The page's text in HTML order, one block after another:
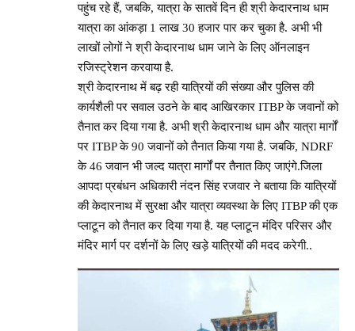
पहुंच रहे हैं, जबकि, यात्रा के सातवें दिन ही श्री केदारनाथ धाम
यात्रा का आंकड़ा 1 लाख 30 हजार पार कर चुका है. अभी भी
लाखों लोगों ने श्री केदारनाथ धाम जाने के लिए ऑनलाइन
रजिस्ट्रेशन करवाया है.
श्री केदारनाथ में बढ़ रही यात्रियों की संख्या और पुलिस की
कार्यशैली पर सवाल उठने के बाद आखिरकार ITBP के जवानों को
तैनात कर दिया गया है. अभी श्री केदारनाथ धाम और यात्रा मार्गों
पर ITBP के 90 जवानों को तैनात किया गया है. जबकि, NDRF
के 46 जवान भी जल्द यात्रा मार्गों पर तैनात किए जाएंगे.जिला
आपदा प्रबंधन अधिकारी नंदन सिंह रजवार ने बताया कि यात्रियों
की केदारनाथ में सुरक्षा और यात्रा व्यवस्था के लिए ITBP की एक
प्लाटून को तैनात कर दिया गया है. यह प्लाटून मंदिर परिसर और
मंदिर मार्ग पर दर्शनों के लिए खड़े यात्रियों की मदद करेगी..